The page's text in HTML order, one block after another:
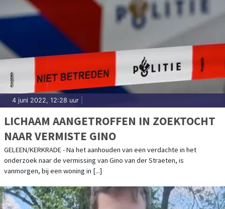
4 juni 2022, 12:28 uur
LICHAAM AANGETROFFEN IN ZOEKTOCHT
NAAR VERMISTE GINO
GELEEN/KERKRADE - Na het aanhouden van een verdachte in het
onderzoek naar de vermissing van Gino van der Straeten, is
vanmorgen, bij een woning in [...]